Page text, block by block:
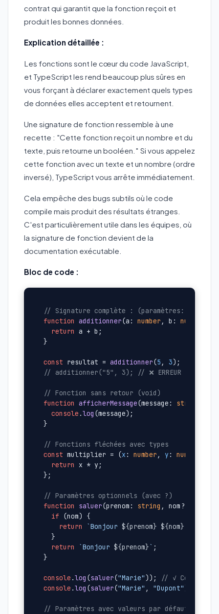
contrat qui garantit que la fonction reçoit et
produit les bonnes données.
Explication détaillée :
Les fonctions sont le cœur du code JavaScript,
et TypeScript les rend beaucoup plus sûres en
vous forçant à déclarer exactement quels types
de données elles acceptent et retournent.
Une signature de fonction ressemble à une
recette : "Cette fonction reçoit un nombre et du
texte, puis retourne un booléen." Si vous appelez
cette fonction avec un texte et un nombre (ordre
inversé), TypeScript vous arrête immédiatement.
Cela empêche des bugs subtils où le code
compile mais produit des résultats étranges.
C'est particulièrement utile dans les équipes, où
la signature de fonction devient de la
documentation exécutable.
Bloc de code :
// Signature complète : (paramètres: types)
function additionner(a: number , b: number
return a + b;
}
const resultat = additionner(5 , 3);
// additionner("5", 3); // ❌ ERREUR : string
// Fonction sans retour (void)
function afficherMessage(message: string
console .log (message);
}
// Fonctions fléchées avec types
const multiplier = (x : number , y : number
return
x * y;
};
// Paramètres optionnels (avec ?)
function
saluer(prenom: string , nom?:
if (nom) {
return
`Bonjour ${prenom} ${nom}
  }
return
`Bonjour ${prenom}` ;
}
console .log (saluer("Marie" ));
// ✓ Correct
console .log (saluer("Marie" , "Dupont"
// Paramètres avec valeurs par défaut